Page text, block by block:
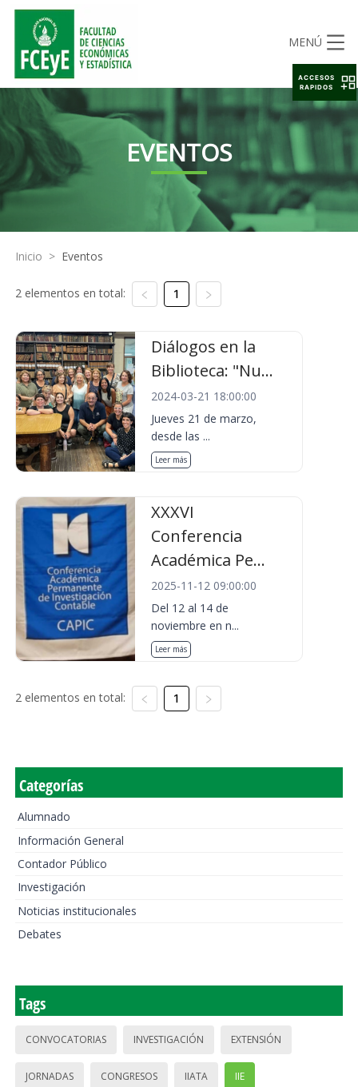
MENÚ
EVENTOS
Inicio > Eventos
2 elementos en total: 1
Diálogos en la
Biblioteca: "Nu...
2024-03-21 18:00:00
Jueves 21 de marzo,
desde las ...
Leer más
XXXVI
Conferencia
Académica Pe...
2025-11-12 09:00:00
Del 12 al 14 de
noviembre en n...
Leer más
2 elementos en total: 1
Categorías
Alumnado
Información General
Contador Público
Investigación
Noticias institucionales
Debates
Tags
CONVOCATORIAS INVESTIGACIÓN EXTENSIÓN
JORNADAS CONGRESOS IIATA IIE
ACCESOS
RAPIDOS